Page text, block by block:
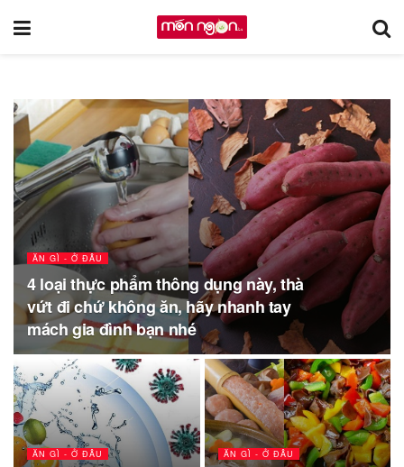
ĂN GÌ - Ở ĐÂU
4 loại thực phẩm thông dụng này, thà
vứt đi chứ không ăn, hãy nhanh tay
mách gia đình bạn nhé
ĂN GÌ - Ở ĐÂU ĂN GÌ - Ở ĐÂU